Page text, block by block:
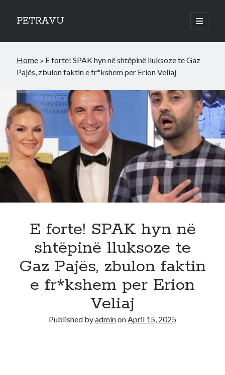
PETRAVU
open
primary
Sidebar
Bank
Credit Cards
World
Home » E forte! SPAK hyn në shtëpinë lluksoze te Gaz
Pajës, zbulon faktin e fr*kshem per Erion Veliaj
E forte! SPAK hyn në
shtëpinë lluksoze te
Gaz Pajës, zbulon faktin
e fr*kshem per Erion
Veliaj
Published byadminonApril 15, 2025